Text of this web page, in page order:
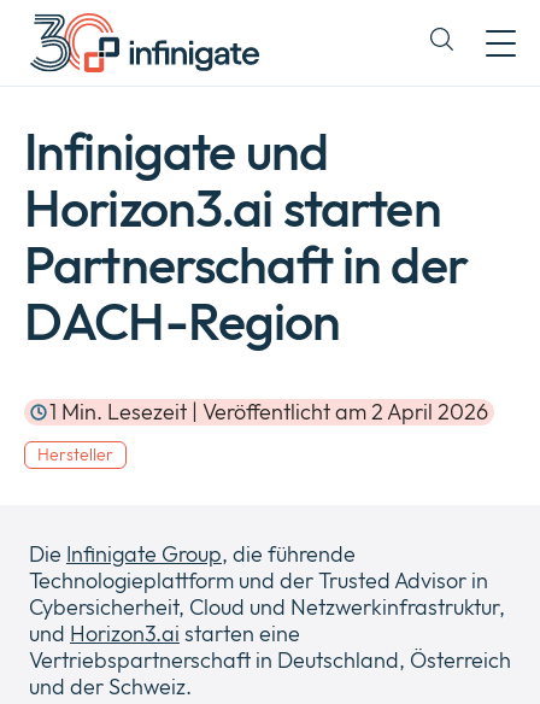
Zum
Inhalt
wechseln
Expand
Unternehmen
or
ID Connect
Infinigate und
Horizon3.ai starten
Partnerschaft in der
DACH-Region
1 Min. Lesezeit | Veröffentlicht am 2 April 2026
Hersteller
Die Infinigate Group, die führende
Technologieplattform und der Trusted Advisor in
Cybersicherheit, Cloud und Netzwerkinfrastruktur,
und Horizon3.ai starten eine
Vertriebspartnerschaft in Deutschland, Österreich
und der Schweiz.